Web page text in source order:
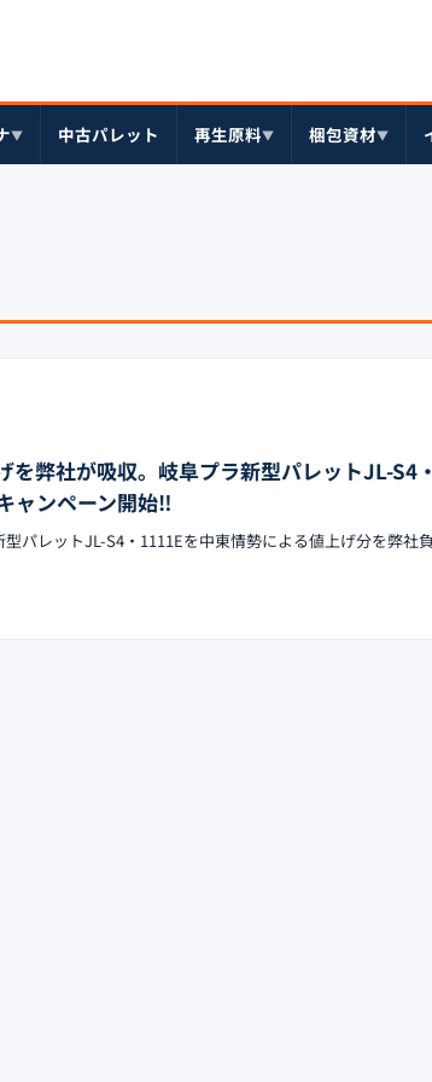
▼ 中古パレット 再生原料▼ 梱包資材▼
を弊社が吸収。岐阜プラ新型パレットJL-S4
ャンペーン開始‼︎
パレットJL-S4・1111Eを中東情勢による値上げ分を弊社